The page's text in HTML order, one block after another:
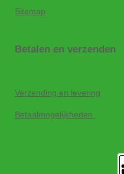
Sitemap
Betalen en verzenden
Verzending en levering
Betaalmogelijkheden